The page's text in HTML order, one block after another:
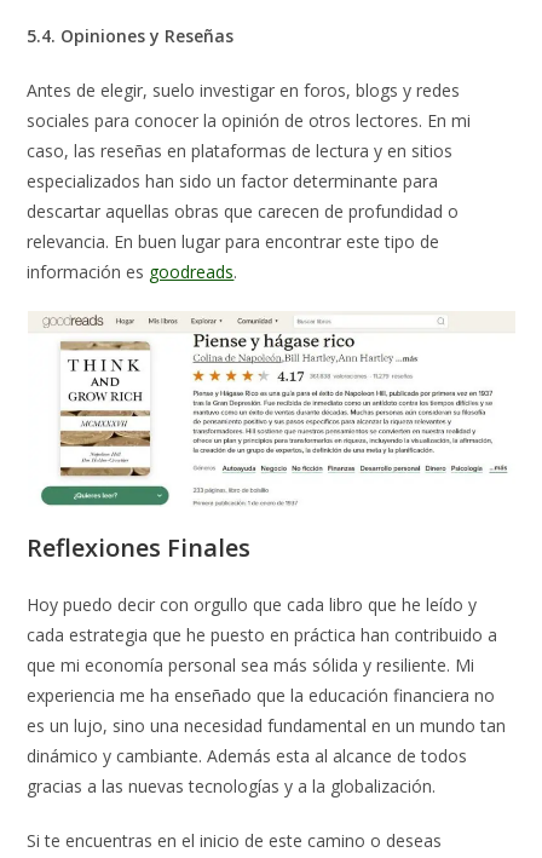
5.4. Opiniones y Reseñas
Antes de elegir, suelo investigar en foros, blogs y redes
sociales para conocer la opinión de otros lectores. En mi
caso, las reseñas en plataformas de lectura y en sitios
especializados han sido un factor determinante para
descartar aquellas obras que carecen de profundidad o
relevancia. En buen lugar para encontrar este tipo de
información es goodreads.
Reflexiones Finales
Hoy puedo decir con orgullo que cada libro que he leído y
cada estrategia que he puesto en práctica han contribuido a
que mi economía personal sea más sólida y resiliente. Mi
experiencia me ha enseñado que la educación financiera no
es un lujo, sino una necesidad fundamental en un mundo tan
dinámico y cambiante. Además esta al alcance de todos
gracias a las nuevas tecnologías y a la globalización.
Si te encuentras en el inicio de este camino o deseas